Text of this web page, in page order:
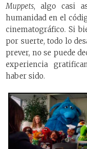
Muppets, algo casi
humanidad en el
cinematográfico. Si
por suerte, todo lo
prever, no se puede
experiencia
haber sido.